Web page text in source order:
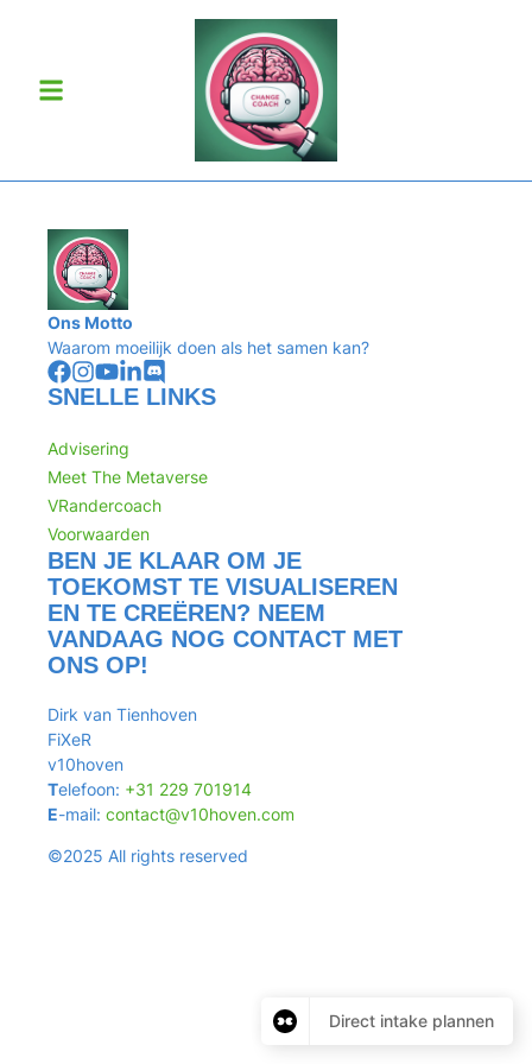
Direct intake plannen
Ons Motto
Waarom moeilijk doen als het samen kan?
SNELLE LINKS
Advisering
Meet The Metaverse
VRandercoach
Voorwaarden
BEN JE KLAAR OM JE
TOEKOMST TE VISUALISEREN
EN TE CREËREN? NEEM
VANDAAG NOG CONTACT MET
ONS OP!
Dirk van Tienhoven
FiXeR
v10hoven
Telefoon: +31 229 701914
E-mail: contact@v10hoven.com
©2025 All rights reserved